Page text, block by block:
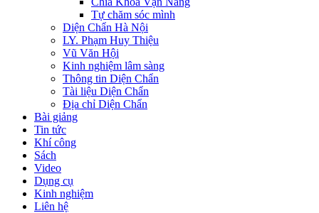
Tự chăm sóc mình
Diện Chẩn Hà Nội
LY. Phạm Huy Thiệu
Vũ Văn Hội
Kinh nghiệm lâm sàng
Thông tin Diện Chẩn
Tài liệu Diện Chẩn
Địa chỉ Diện Chẩn
Bài giảng
Tin tức
Khí công
Sách
Video
Dụng cụ
Kinh nghiệm
Liên hệ